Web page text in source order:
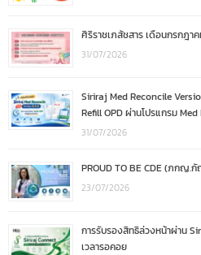
ศิริราชเภสัชสาร เดือนกรกฎา
31/07/2026
Siriraj Med Reconcile
Refill OPD ผ่านโปรแกรม
31/07/2026
PROUD TO BE CDE (ภก
23/07/2026
การรับรองสิทธิล่วงหน้าผ่าน
เวลารอคอย